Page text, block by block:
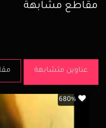
مقاطع مشابهة
عناوين متشابهة
680%